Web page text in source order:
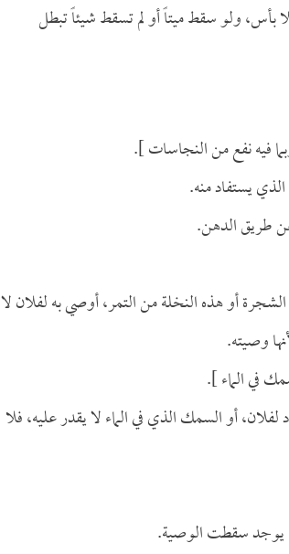
ولو سقط ميتاً أو لم تسقط شيئاً تبطل
فيه نفع من النجاسات ].
يستفاد منه.
طريق الدهن.
أو هذه النخلة من التمر، أوصي به لفلان لا
وصيته.
في الماء ].
أو السمك الذي في الماء لا يقدر عليه، فلا
يوجد سقطت الوصية.